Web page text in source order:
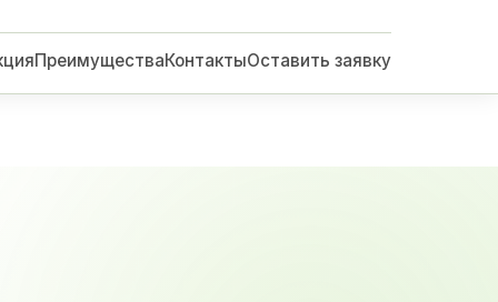
ПреимуществаКонтактыОставить заявку